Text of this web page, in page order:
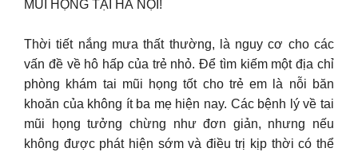
MŨI HỌNG TẠI HÀ NỘI!
Thời tiết nắng mưa thất thường, là nguy cơ cho các
vấn đề về hô hấp của trẻ nhỏ. Để tìm kiếm một địa chỉ
phòng khám tai mũi họng tốt cho trẻ em là nỗi băn
khoăn của không ít ba mẹ hiện nay. Các bệnh lý về tai
mũi họng tưởng chừng như đơn giản, nhưng nếu
không được phát hiện sớm và điều trị kịp thời có thể